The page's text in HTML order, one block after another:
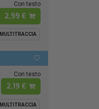
Con testo
2,99 €
MULTITRACCIA
Con testo
2,19 €
MULTITRACCIA